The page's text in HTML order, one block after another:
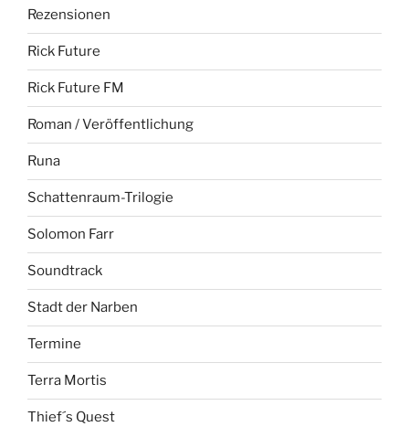
Rezensionen
Rick Future
Rick Future FM
Roman / Veröffentlichung
Runa
Schattenraum-Trilogie
Solomon Farr
Soundtrack
Stadt der Narben
Termine
Terra Mortis
Thief´s Quest